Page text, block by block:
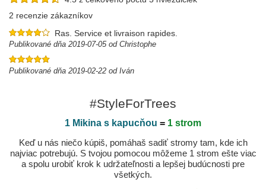
2 recenzie zákazníkov
Ras. Service et livraison rapides.
Publikované dňa 2019-07-05 od Christophe
Publikované dňa 2019-02-22 od Iván
#StyleForTrees
1 Mikina s kapucňou = 1 strom
Keď u nás niečo kúpiš, pomáhaš sadiť stromy tam, kde ich
najviac potrebujú. S tvojou pomocou môžeme 1 strom ešte viac
a spolu urobiť krok k udržateľnosti a lepšej budúcnosti pre
všetkých.